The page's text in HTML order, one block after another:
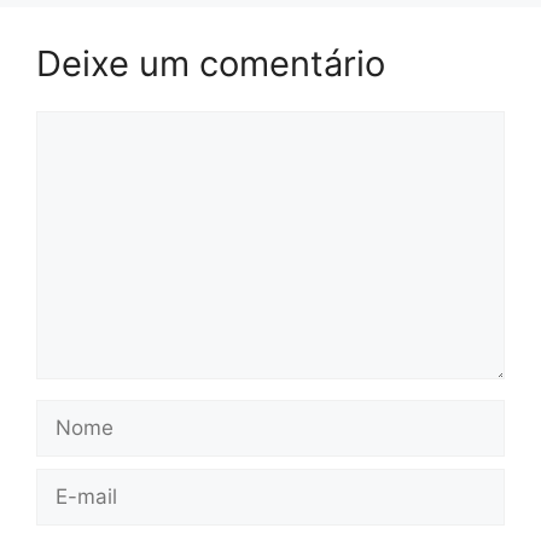
Deixe um comentário
mail